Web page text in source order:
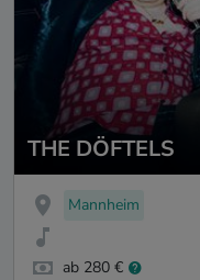
THE DÖFTELS
Mannheim
ab 280 €